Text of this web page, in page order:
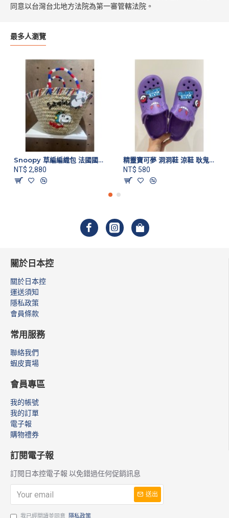
同意以台灣台北地方法院為第一審管轄法院。
最多人瀏覽
Snoopy 草編編織包 法國國旗色款
NT$ 2,880
精靈寶可夢 洞洞鞋 涼鞋 耿鬼款
NT$ 580
關於日本控
關於日本控
運送須知
隱私政策
會員條款
常用服務
聯絡我們
蝦皮賣場
會員專區
我的帳號
我的訂單
電子報
購物禮券
訂閱電子報
訂閱日本控電子報 以免錯過任何促銷訊息
送出
我已經閱讀並同意 隱私政策